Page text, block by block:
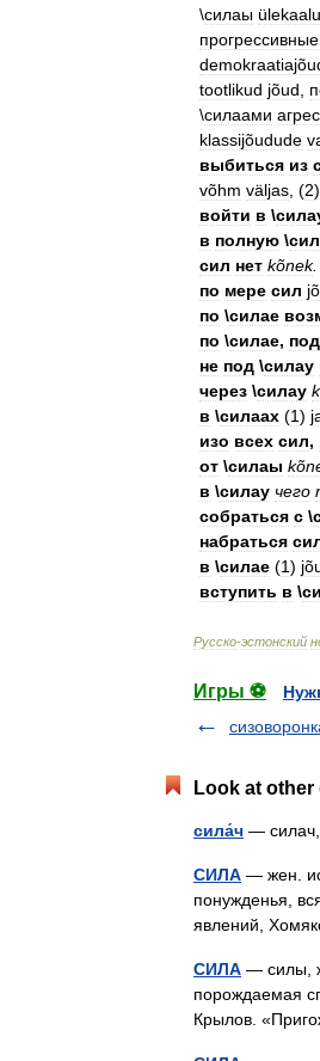
\силаы
прогрессивные
tootlikud jõud
\силаами
klassijõudude
выбиться из
võhm väljas , (2)
войти в \
в полную \
сил нет kõnek.
по мере сил
по \силае
по \силае, под
не под \силау
через \силау
в \силаах (1)
изо всех сил,
от \силаы
в \силау чего
собраться с \
набраться
в \силае (1)
вступить в \
Русско-эстонский
Игры ⚽
Look at
сила́ч —
СИЛА — жен.
понужденья,
явлений,
СИЛА — силы,
порождаемая
Крылов.